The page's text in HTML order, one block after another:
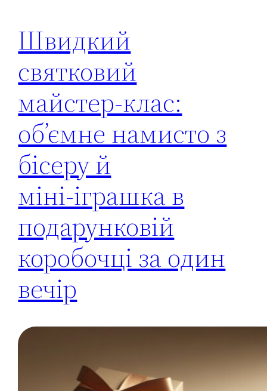
Швидкий
святковий
майстер‑клас:
об’ємне намисто з
бісеру й
міні‑іграшка в
подарунковій
коробочці за один
вечір